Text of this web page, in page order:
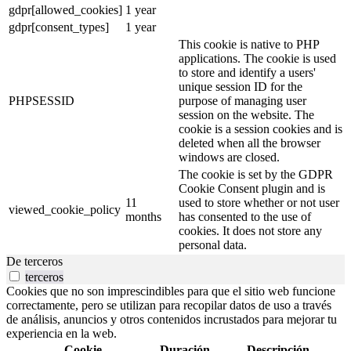
gdpr[allowed_cookies] 1 year
gdpr[consent_types]
1 year
PHPSESSID
This cookie is native to PHP
applications. The cookie is used
to store and identify a users'
unique session ID for the
purpose of managing user
session on the website. The
cookie is a session cookies and is
deleted when all the browser
windows are closed.
viewed_cookie_policy
11
months
The cookie is set by the GDPR
Cookie Consent plugin and is
used to store whether or not user
has consented to the use of
cookies. It does not store any
personal data.
De terceros
terceros
Cookies que no son imprescindibles para que el sitio web funcione
correctamente, pero se utilizan para recopilar datos de uso a través
de análisis, anuncios y otros contenidos incrustados para mejorar tu
experiencia en la web.